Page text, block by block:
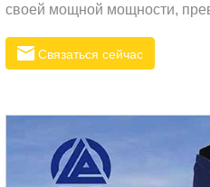
своей мощной мощности,
долговечности. Оснащенное
малошумным двигателем,
различным строительным
Связаться сейчас